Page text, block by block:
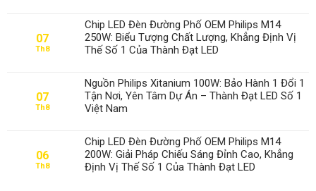
07
Th8
Chip LED Đèn Đường Phố OEM Philips M14
250W: Biểu Tượng Chất Lượng, Khẳng Định Vị
Thế Số 1 Của Thành Đạt LED
07
Th8
Nguồn Philips Xitanium 100W: Bảo Hành 1 Đổi 1
Tận Nơi, Yên Tâm Dự Án – Thành Đạt LED Số 1
Việt Nam
06
Th8
Chip LED Đèn Đường Phố OEM Philips M14
200W: Giải Pháp Chiếu Sáng Đỉnh Cao, Khẳng
Định Vị Thế Số 1 Của Thành Đạt LED